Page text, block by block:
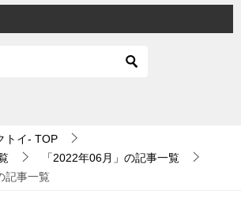
トイ- TOP
「2022年06月」の記事一覧
記事一覧